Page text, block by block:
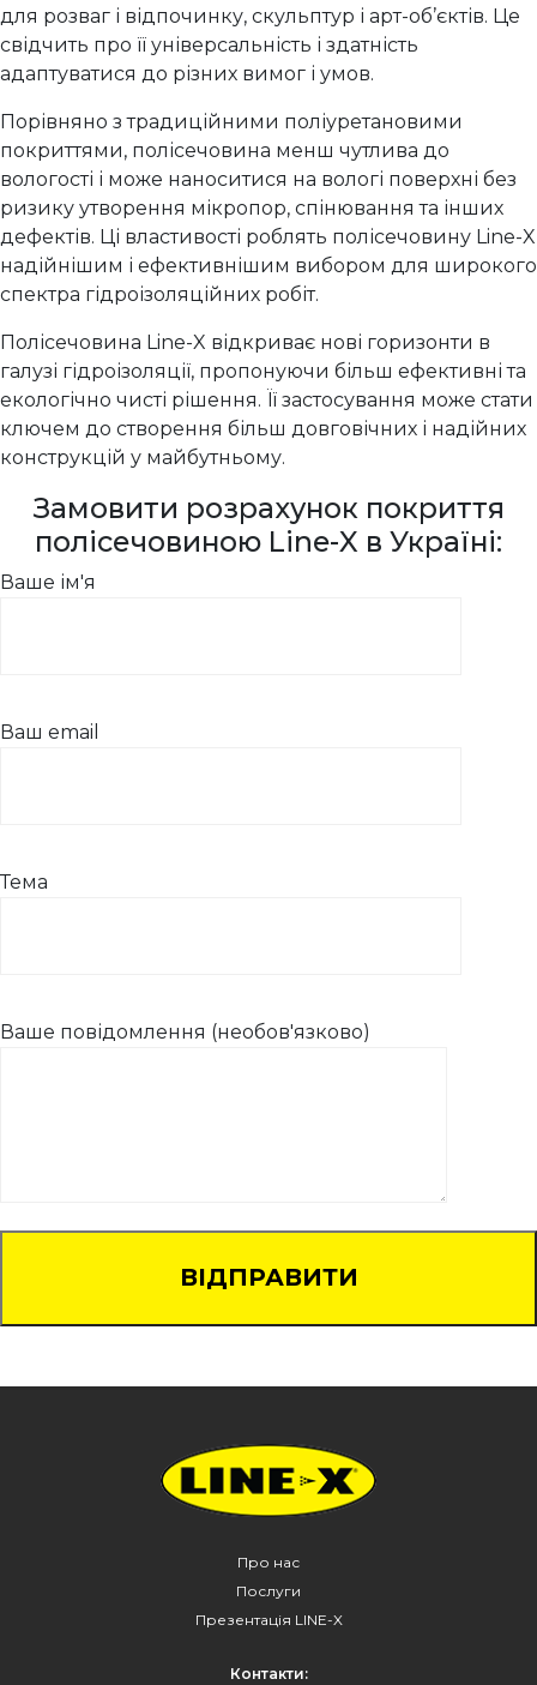
для розваг і відпочинку, скульптур і арт-об’єктів. Це
свідчить про її універсальність і здатність
адаптуватися до різних вимог і умов.
Порівняно з традиційними поліуретановими
покриттями, полісечовина менш чутлива до
вологості і може наноситися на вологі поверхні без
ризику утворення мікропор, спінювання та інших
дефектів. Ці властивості роблять полісечовину Line-X
надійнішим і ефективнішим вибором для широкого
спектра гідроізоляційних робіт.
Полісечовина Line-X відкриває нові горизонти в
галузі гідроізоляції, пропонуючи більш ефективні та
екологічно чисті рішення. Її застосування може стати
ключем до створення більш довговічних і надійних
конструкцій у майбутньому.
Замовити розрахунок покриття
полісечовиною Line-X в Україні:
Ваше ім'я
Ваш email
Тема
Ваше повідомлення (необов'язково)
Про нас
Послуги
Презентація LINE-X
Контакти: